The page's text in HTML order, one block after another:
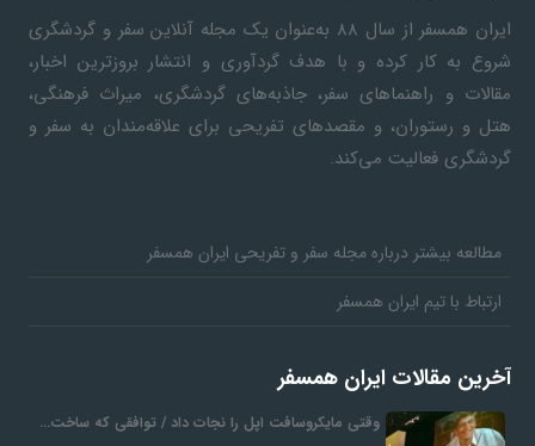
ایران همسفر
از سال ۸۸ به‎‌عنوان یک مجله آنلاین سفر و گردشگری
شروع به کار کرده و با هدف گردآوری و انتشار بروزترین اخبار،
مقالات و راهنماهای سفر، جاذبه‌های گردشگری، میراث فرهنگی،
هتل و رستوران، و مقصدهای تفریحی برای علاقه‌مندان به سفر و
گردشگری فعالیت می‌کند.
مطالعه بیشتر درباره مجله سفر و تفریحی ایران همسفر
ارتباط با تیم ایران همسفر
آخرین مقالات ایران همسفر
وقتی مایکروسافت اپل را نجات داد / توافقی که ساخت…